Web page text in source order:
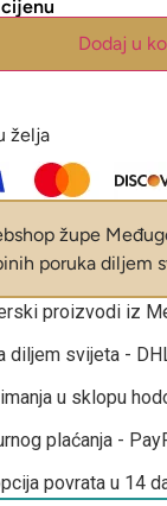
Dodaj u
želja
župe
poruka diljem
proizvodi iz
diljem svijeta -
u sklopu
plaćanja -
povrata u 14